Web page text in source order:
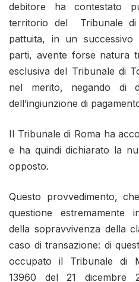
debitore ha contestato
territorio del Tribunale di
pattuita, in un
parti, avente forse natura
esclusiva del Tribunale di
nel merito, negando di
dell’ingiunzione di
Il Tribunale di Roma ha
e ha quindi dichiarato la
opposto.
Questo provvedimento,
questione estremamente
della sopravvivenza della
caso di transazione: di
occupato il Tribunale di
13960 del 21 dicembre